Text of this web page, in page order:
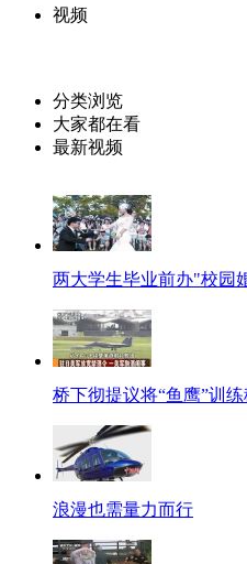
视频
分类浏览
大家都在看
最新视频
两大学生毕业前办"校园
桥下彻提议将“鱼鹰”训
浪漫也需量力而行